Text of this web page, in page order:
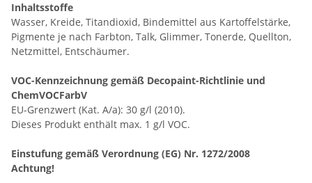
Inhaltsstoffe
Wasser, Kreide, Titandioxid, Bindemittel aus Kartoffelstärke,
Pigmente je nach Farbton, Talk, Glimmer, Tonerde, Quellton,
Netzmittel, Entschäumer.
VOC-Kennzeichnung gemäß Decopaint-Richtlinie und
ChemVOCFarbV
EU-Grenzwert (Kat. A/a): 30 g/l (2010).
Dieses Produkt enthält max. 1 g/l VOC.
Einstufung gemäß Verordnung (EG) Nr. 1272/2008
Achtung!